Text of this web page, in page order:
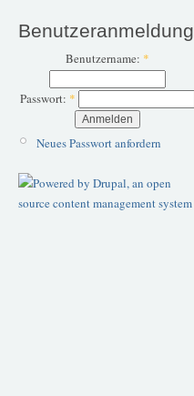
Benutzeranmeldung
Benutzername: *
Passwort: *
Neues Passwort anfordern